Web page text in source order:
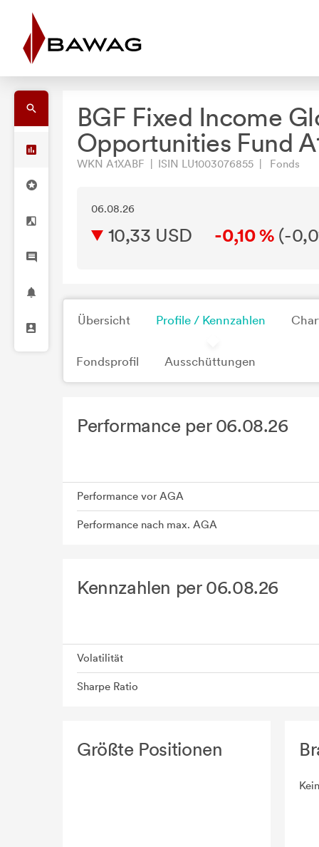
BGF Fixed Income
Opportunities Fund
WKN A1XABF | ISIN LU1003076855 | Fonds
06.08.26
10,33 USD -0,10 % (-
Übersicht Profile / Kennzahlen
Fondsprofil Ausschüttungen
Performance per 06.08.26
Performance vor AGA
Performance nach max. AGA
Kennzahlen per 06.08.26
Volatilität
Sharpe Ratio
Größte Positionen